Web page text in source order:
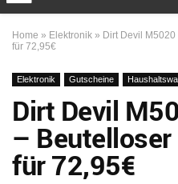
Home » Elektronik » Dirt Devil
für 72,95€
Elektronik Gutscheine
Dirt Devil
–
für 72,95€